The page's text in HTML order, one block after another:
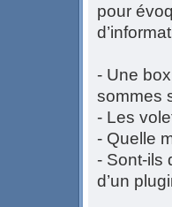
pour
- Une
sommes
- Les
- Quelle
- Sont-ils
d’un